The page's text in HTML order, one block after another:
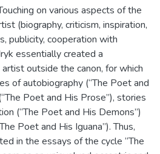
on various aspects of the
(biography, criticism, inspiration,
publicity, cooperation with
essentially created a
outside the canon, for which
of autobiography (“The Poet and
Poet and His Prose”), stories
(“The Poet and His Demons”)
Poet and His Iguana”). Thus,
in the essays of the cycle “The